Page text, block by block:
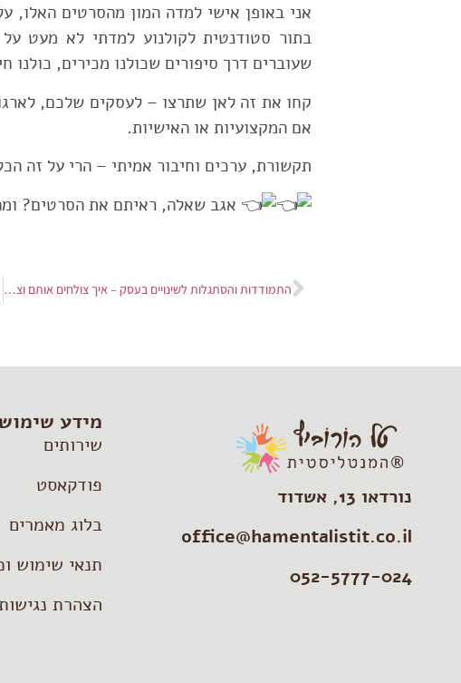
אני באופן אישי למדה המון מהסרטים האלו,
בתור סטודנטית לקולנוע למדתי לא מעט
שעוברים דרך סיפורים שכולנו מכירים, כולנו
קחו את זה לאן שתרצו – לעסקים שלכם,
אם המקצועיות או האישיות.
תקשורת, ערכים וחיבור אמיתי – הרי על זה
אגב שאלה, ראיתם את הסרטים?
התמודדות והסתגלות לשינויים בעסק – איך צולחים אותם וצומחים מהם?
נורדאו 13, אשדוד
office@hamentalistit.co.il
052-5777-024
מידע
שירותים
פודקאסט
בלוג מאמרים
תנאי שימוש
הצהרת